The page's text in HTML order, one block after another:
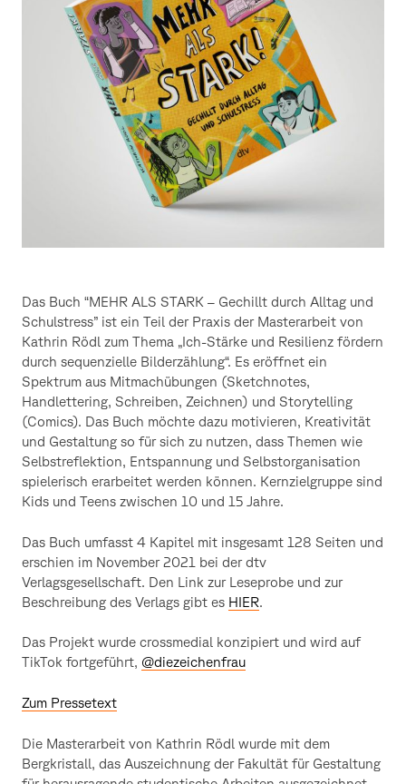
Das Buch “MEHR ALS STARK – Gechillt durch Alltag und
Schulstress” ist ein Teil der Praxis der Masterarbeit von
Kathrin Rödl zum Thema „Ich-Stärke und Resilienz fördern
durch sequenzielle Bilderzählung“. Es eröffnet ein
Spektrum aus Mitmachübungen (Sketchnotes,
Handlettering, Schreiben, Zeichnen) und Storytelling
(Comics). Das Buch möchte dazu motivieren, Kreativität
und Gestaltung so für sich zu nutzen, dass Themen wie
Selbstreflektion, Entspannung und Selbstorganisation
spielerisch erarbeitet werden können. Kernzielgruppe sind
Kids und Teens zwischen 10 und 15 Jahre.
Das Buch umfasst 4 Kapitel mit insgesamt 128 Seiten und
erschien im November 2021 bei der dtv
Verlagsgesellschaft. Den Link zur Leseprobe und zur
Beschreibung des Verlags gibt es HIER.
Das Projekt wurde crossmedial konzipiert und wird auf
TikTok fortgeführt, @diezeichenfrau
Zum Pressetext
Die Masterarbeit von Kathrin Rödl wurde mit dem
Bergkristall, das Auszeichnung der Fakultät für Gestaltung